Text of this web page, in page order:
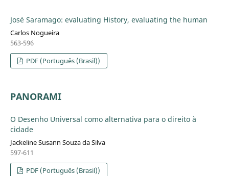
José Saramago: evaluating History, evaluating the human
Carlos Nogueira
563-596
PDF (Português (Brasil))
PANORAMI
O Desenho Universal como alternativa para o direito à
cidade
Jackeline Susann Souza da Silva
597-611
PDF (Português (Brasil))